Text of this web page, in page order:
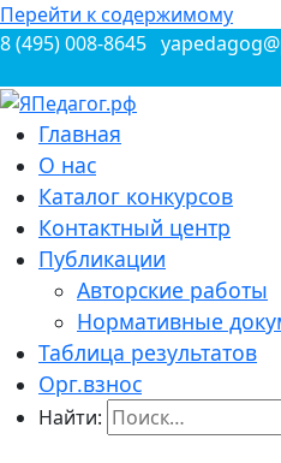
Перейти к содержимому
8 (495) 008-8645
ЯПедагог.рф
Всероссийские конкурсы для
Главная
О нас
Каталог конкурсов
Контактный центр
Публикации
Авторские работы
Нормативные
Таблица результатов
Орг.взнос
Найти: